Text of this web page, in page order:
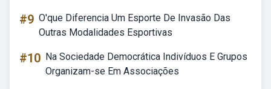
#9 O'que Diferencia Um Esporte De Invasão Das
Outras Modalidades Esportivas
#10 Na Sociedade Democrática Indivíduos E Grupos
Organizam-se Em Associações